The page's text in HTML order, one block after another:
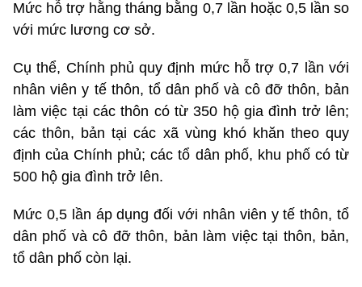
Mức hỗ trợ hằng tháng bằng 0,7 lần hoặc 0,5 lần so
với mức lương cơ sở.
Cụ thể, Chính phủ quy định mức hỗ trợ 0,7 lần với
nhân viên y tế thôn, tổ dân phố và cô đỡ thôn, bản
làm việc tại các thôn có từ 350 hộ gia đình trở lên;
các thôn, bản tại các xã vùng khó khăn theo quy
định của Chính phủ; các tổ dân phố, khu phố có từ
500 hộ gia đình trở lên.
Mức 0,5 lần áp dụng đối với nhân viên y tế thôn, tổ
dân phố và cô đỡ thôn, bản làm việc tại thôn, bản,
tổ dân phố còn lại.